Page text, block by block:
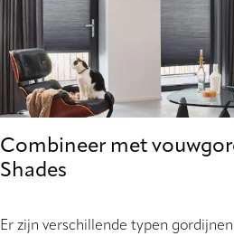
Combineer met
Shades
Er zijn verschillende typen